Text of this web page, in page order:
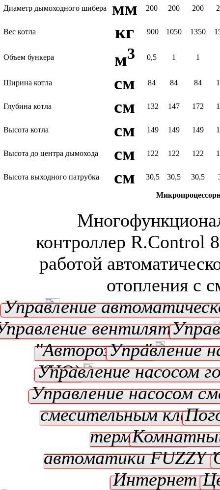
Диаметр дымоходного шибера мм 200 200 200
Вес котла кг 900 1050 1350
Объем бункера м3 0,5 1 1
Ширина котла см 84 84 84
Глубина котла см 132 147 172
Высота котла см 149 149 149
Высота до центра дымохода см 122 122 122
Высота выходного патрубка см 30,5 30,5 30,5
контроллер R.Control
работой
отопления с
Управление
вентилятором
"Авторозжиг"Управление
(ЦО)
Управление насосом
Управление насосом
смесительным
термостат
автоматикиFUZZY
Интернет